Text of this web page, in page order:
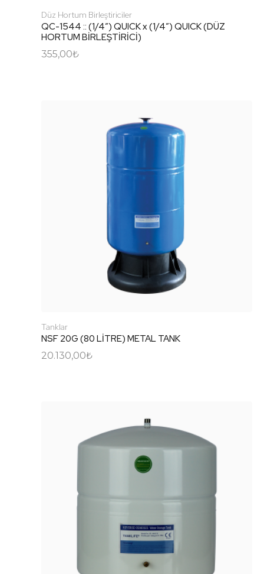
Düz Hortum Birleştiriciler
QC-1544 :: (1/4″) QUICK x (1/4″) QUICK (DÜZ
HORTUM BİRLEŞTİRİCİ)
355,00₺
Tanklar
NSF 20G (80 LİTRE) METAL TANK
20.130,00₺